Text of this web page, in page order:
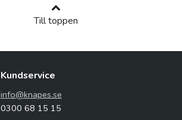
Till toppen
Kundservice
info@knapes.se
0300 68 15 15